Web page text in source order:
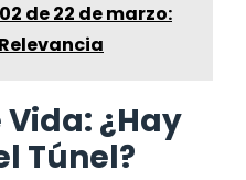
de 22 de marzo:
¿Hay
Túnel?